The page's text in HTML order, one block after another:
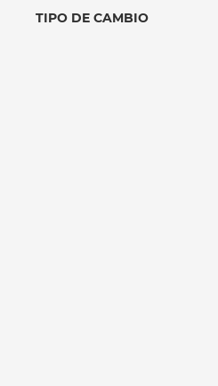
TIPO DE CAMBIO